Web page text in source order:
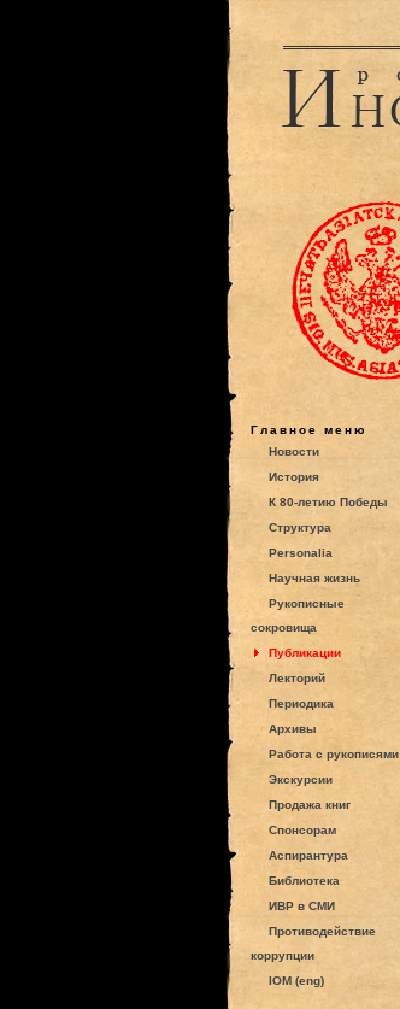
Главное меню
Новости
История
К 80-летию Победы
Структура
Personalia
Научная жизнь
Рукописные
сокровища
Публикации
Лекторий
Периодика
Архивы
Работа с рукописями
Экскурсии
Продажа книг
Спонсорам
Аспирантура
Библиотека
ИВР в СМИ
Противодействие
коррупции
IOM (eng)